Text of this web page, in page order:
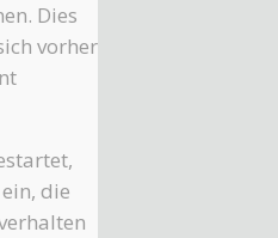
Dies
vorher
die